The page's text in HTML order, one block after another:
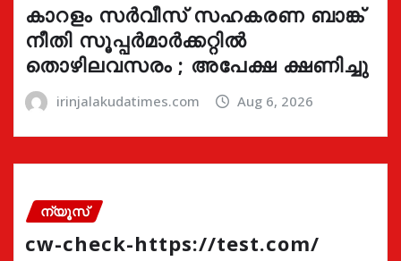
കാറളം സർവീസ് സഹകരണ ബാങ്ക്
നീതി സൂപ്പർമാർക്കറ്റിൽ
തൊഴിലവസരം ; അപേക്ഷ ക്ഷണിച്ചു
irinjalakudatimes.com Aug 6, 2026
ന്യൂസ്
cw-check-https://test.com/